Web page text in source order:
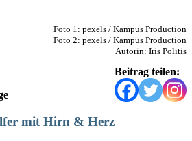
Foto 1: pexels / Kampus Production
Foto 2: pexels / Kampus Production
Autorin: Iris Politis
Beitrag teilen:
mit Hirn & Herz